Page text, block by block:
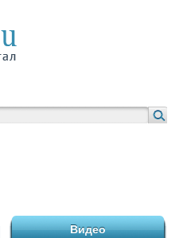
Видео